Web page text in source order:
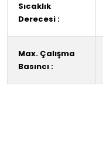
Sıcaklık
Derecesi :
Max. Çalışma
Basıncı :